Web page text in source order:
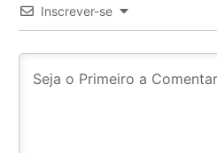
Inscrever-se